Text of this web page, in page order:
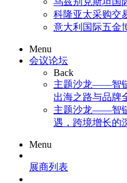
科隆亚太采购交
意大利国际五金
Menu
会议论坛
Back
主题沙龙——智
出海之路与品牌
主题沙龙——智
遇，跨境增长的
Menu
展商列表